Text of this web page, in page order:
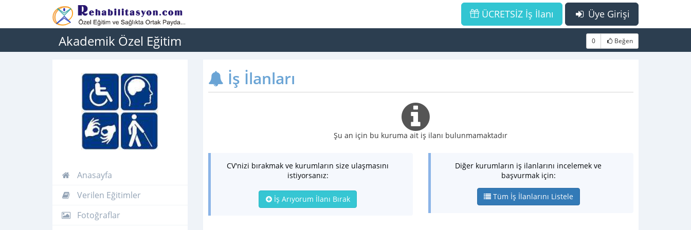
Üye Girişi
ÜCRETSİZ İş İlanı
Akademik Özel Eğitim 0 Beğen
Anasayfa
Verilen Eğitimler
Fotoğraflar
İş İlanları
Şu an için bu kuruma ait iş ilanı bulunmamaktadır
CV'nizi bırakmak ve kurumların size ulaşmasını
istiyorsanız:
İş Arıyorum İlanı Bırak
Diğer kurumların iş ilanlarını incelemek ve
başvurmak için:
Tüm İş İlanlarını Listele